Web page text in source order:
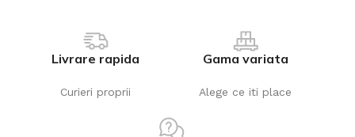
Livrare rapida
Curieri proprii
Gama variata
Alege ce iti place